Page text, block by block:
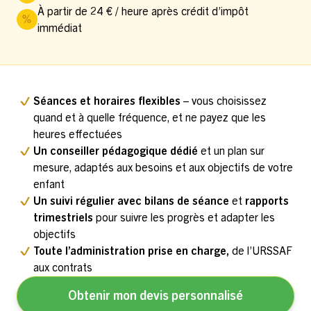
À partir de 24 € / heure après crédit d’impôt
immédiat
Séances et horaires flexibles – vous choisissez
quand et à quelle fréquence, et ne payez que les
heures effectuées
Un conseiller pédagogique dédié et un plan sur
mesure, adaptés aux besoins et aux objectifs de votre
enfant
Un suivi régulier avec bilans de séance et rapports
trimestriels pour suivre les progrès et adapter les
objectifs
Toute l’administration prise en charge, de l’URSSAF
aux contrats
Obtenir mon devis personnalisé